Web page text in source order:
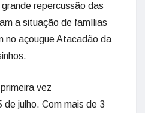
repercussão das
a situação de famílias
no açougue Atacadão da
vez
julho. Com mais de 3